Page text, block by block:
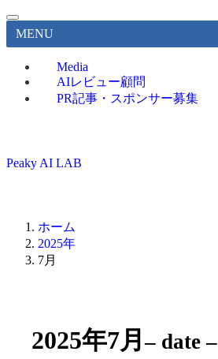
MENU
Media
AIレビュー顧問
PR記事・スポンサー募集
Peaky AI LAB
ホーム
2025年
7月
2025年7月– date –